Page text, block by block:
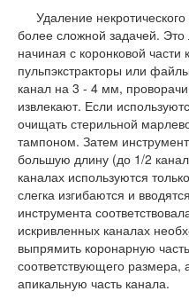
Удаление
более сложной задачей.
начиная с коронковой части
пульпэкстракторы или
канал на 3 - 4 мм,
извлекают. Если
очищать стерильной
тампоном. Затем
большую длину (до 1/2
каналах используются
слегка изгибаются и
инструмента
искривленных каналах
выпрямить коронарную
соответствующего
апикальную часть канала.